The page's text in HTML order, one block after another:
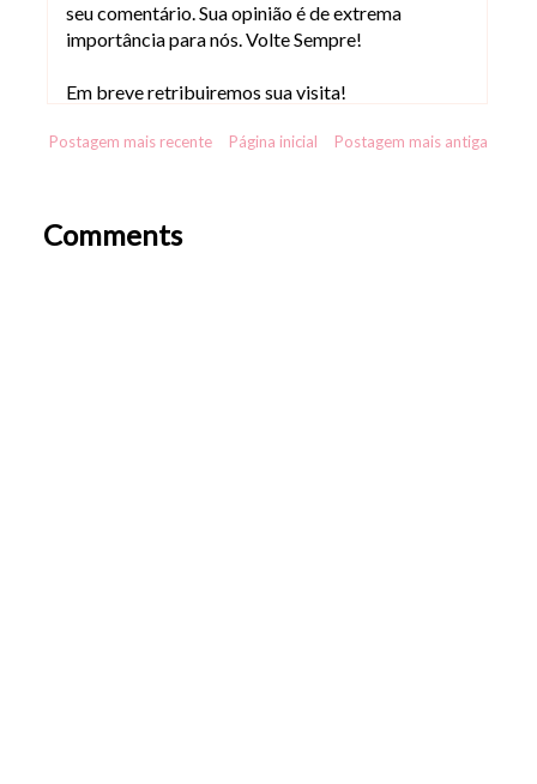
seu comentário. Sua opinião é de extrema
importância para nós. Volte Sempre!
Em breve retribuiremos sua visita!
Postagem mais recente Postagem mais antiga
Página inicial
Comments